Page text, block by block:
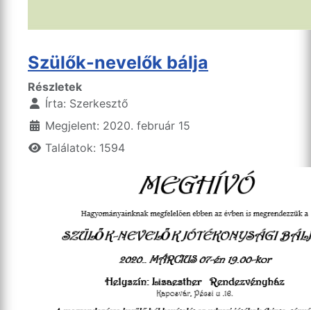
Szülők-nevelők bálja
Részletek
Írta: Szerkesztő
Megjelent: 2020. február 15
Találatok: 1594